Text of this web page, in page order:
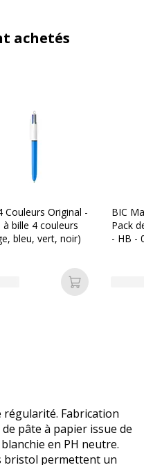
achetés
Couleurs Original -
à bille 4 couleurs
bleu, vert, noir)
Ajouter au
BIC
Pack
- HB -
régularité. Fabrication
pâte à papier issue de
en PH neutre.
bristol permettent un